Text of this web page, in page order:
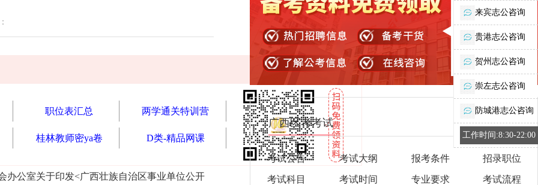
职位表汇总 两学通关特训营
桂林教师密ya卷 D类-精品网课
公室关于印发<广西壮族自治区事业单位公开
广西区考考试
考试公告 考试大纲 报考条件 招录职位
考试科目 考试时间 专业要求 考试流程
来宾志公咨询
贵港志公咨询
贺州志公咨询
崇左志公咨询
防城港志公咨询
工作时间:8:30-22:00